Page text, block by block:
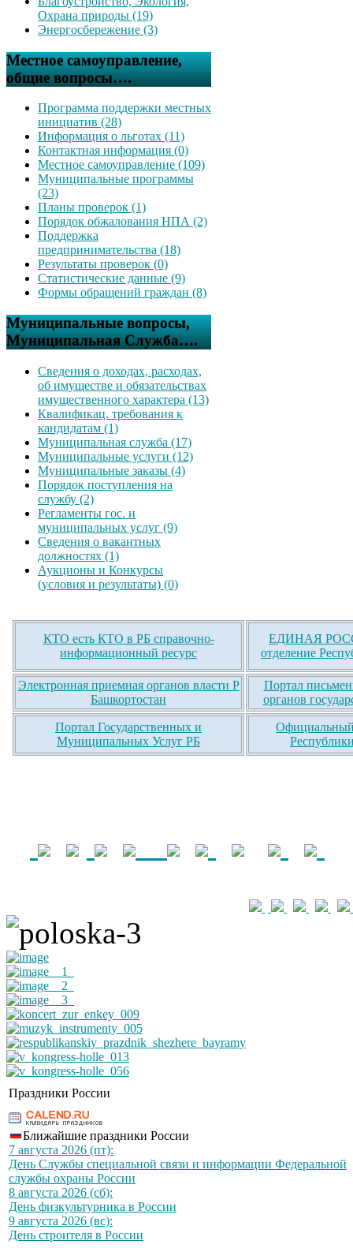
Охрана природы (19)
Энергосбережение (3)
Местное самоуправление,
общие вопросы….
Программа поддержки местных
инициатив (28)
Информация о льготах (11)
Контактная информация (0)
Местное самоуправление (109)
Муниципальные программы
(23)
Планы проверок (1)
Порядок обжалования НПА (2)
Поддержка
предпринимательства (18)
Результаты проверок (0)
Статистические данные (9)
Формы обращений граждан (8)
Муниципальные вопросы,
Муниципальная Служба….
Сведения о доходах, расходах,
об имуществе и обязательствах
имущественного характера (13)
Квалификац. требования к
кандидатам (1)
Муниципальная служба (17)
Муниципальные услуги (12)
Муниципальные заказы (4)
Порядок поступления на
службу (2)
Регламенты гос. и
муниципальных услуг (9)
Сведения о вакантных
должностях (1)
Аукционы и Конкурсы
(условия и результаты) (0)
КТО есть КТО в РБ справочно-
информационный ресурс
ЕДИНАЯ
отделение
Электронная приемная органов власти Р
Башкортостан
Портал
органов
Портал Государственных и
Муниципальных Услуг РБ
Официальный
Праздники России
Ближайшие праздники России
7 августа 2026 (пт):
День Службы специальной связи и информации Федеральной
службы охраны России
8 августа 2026 (сб):
День физкультурника в России
9 августа 2026 (вс):
День строителя в России